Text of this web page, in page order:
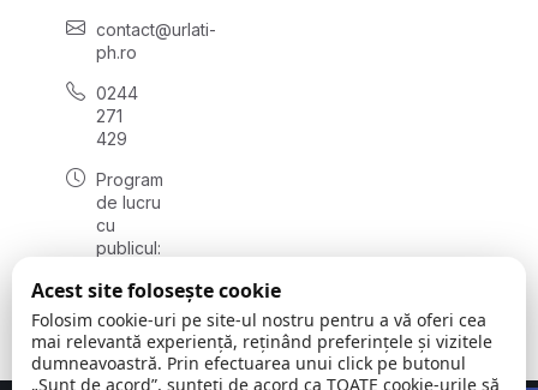
contact@urlati-
ph.ro
0244
271
429
Program
de lucru
cu
publicul:
vineri
08:00 -
16:30
Acest site folosește cookie
Folosim cookie-uri pe site-ul nostru pentru a vă oferi cea
mai relevantă experiență, reținând preferințele și vizitele
dumneavoastră. Prin efectuarea unui click pe butonul
„Sunt de acord”, sunteți de acord ca TOATE cookie-urile să